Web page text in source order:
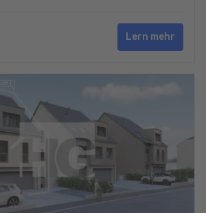
Lern mehr